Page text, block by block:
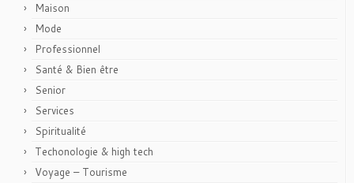
Maison
Mode
Professionnel
Santé & Bien être
Senior
Services
Spiritualité
Techonologie & high tech
Voyage – Tourisme